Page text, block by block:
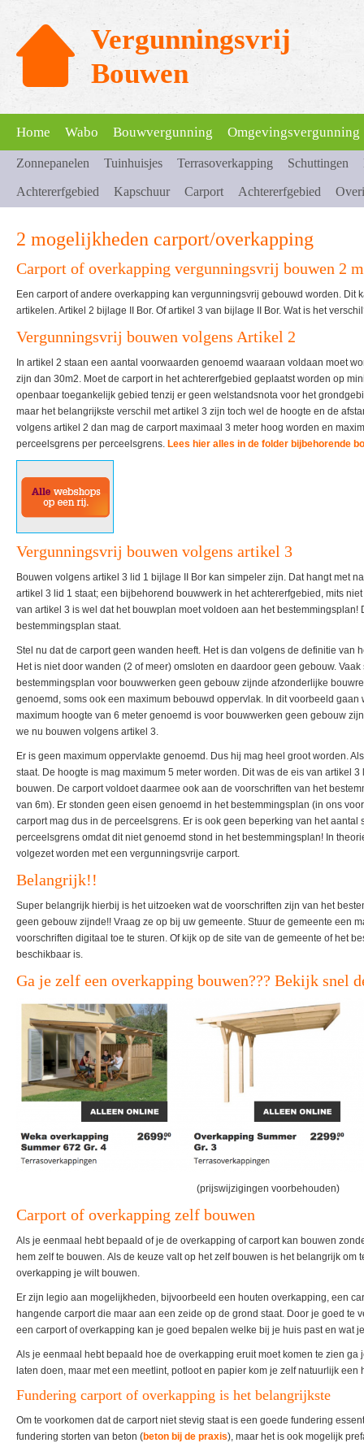
Vergunningsvrij
Bouwen
Home Wabo Bouwvergunning Omgevingsvergunning
Zonnepanelen Tuinhuisjes Terrasoverkapping Schuttingen
Achtererfgebied Kapschuur Carport Achtererfgebied
2 mogelijkheden carport/overkapping
Carport of overkapping vergunningsvrij bouwen 2
Een carport of andere overkapping kan vergunningsvrij gebouwd worden. Dit
artikelen. Artikel 2 bijlage II Bor. Of artikel 3 van bijlage II Bor. Wat is het
Vergunningsvrij bouwen volgens Artikel 2
In artikel 2 staan een aantal voorwaarden genoemd waaraan voldaan moet
zijn dan 30m2. Moet de carport in het achtererfgebied geplaatst worden op
openbaar toegankelijk gebied tenzij er geen welstandsnota voor het
maar het belangrijkste verschil met artikel 3 zijn toch wel de hoogte en de
volgens artikel 2 dan mag de carport maximaal 3 meter hoog worden en
perceelsgrens per perceelsgrens. Lees hier alles in de folder bijbehorende
Vergunningsvrij bouwen volgens artikel 3
Bouwen volgens artikel 3 lid 1 bijlage II Bor kan simpeler zijn. Dat hangt met
artikel 3 lid 1 staat; een bijbehorend bouwwerk in het achtererfgebied, mits
van artikel 3 is wel dat het bouwplan moet voldoen aan het bestemmingsplan!
bestemmingsplan staat.
Stel nu dat de carport geen wanden heeft. Het is dan volgens de definitie van
Het is niet door wanden (2 of meer) omsloten en daardoor geen gebouw.
bestemmingsplan voor bouwwerken geen gebouw zijnde afzonderlijke
genoemd, soms ook een maximum bebouwd oppervlak. In dit voorbeeld gaan
maximum hoogte van 6 meter genoemd is voor bouwwerken geen gebouw
we nu bouwen volgens artikel 3.
Er is geen maximum oppervlakte genoemd. Dus hij mag heel groot worden.
staat. De hoogte is mag maximum 5 meter worden. Dit was de eis van artikel
bouwen. De carport voldoet daarmee ook aan de voorschriften van het
van 6m). Er stonden geen eisen genoemd in het bestemmingsplan (in ons
carport mag dus in de perceelsgrens. Er is ook geen beperking van het aantal
perceelsgrens omdat dit niet genoemd stond in het bestemmingsplan! In
volgezet worden met een vergunningsvrije carport.
Belangrijk!!
Super belangrijk hierbij is het uitzoeken wat de voorschriften zijn van het
geen gebouw zijnde!! Vraag ze op bij uw gemeente. Stuur de gemeente een
voorschriften digitaal toe te sturen. Of kijk op de site van de gemeente of het
beschikbaar is.
Ga je zelf een overkapping bouwen??? Bekijk snel
(prijswijzigingen voorbehouden)
Carport of overkapping zelf bouwen
Als je eenmaal hebt bepaald of je de overkapping of carport kan bouwen
hem zelf te bouwen. Als de keuze valt op het zelf bouwen is het belangrijk om
overkapping je wilt bouwen.
Er zijn legio aan mogelijkheden, bijvoorbeeld een houten overkapping, een
hangende carport die maar aan een zeide op de grond staat. Door je goed te
een carport of overkapping kan je goed bepalen welke bij je huis past en wat
Als je eenmaal hebt bepaald hoe de overkapping eruit moet komen te zien ga
laten doen, maar met een meetlint, potloot en papier kom je zelf natuurlijk een
Fundering carport of overkapping is het belangrijkste
Om te voorkomen dat de carport niet stevig staat is een goede fundering
fundering storten van beton (beton bij de praxis), maar het is ook mogelijk